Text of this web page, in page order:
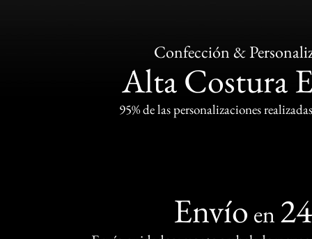
Confección &
Alta Costura
95% de las personalizaciones
Envío en